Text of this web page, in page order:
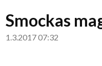
Smockas
1.3.2017 07:32